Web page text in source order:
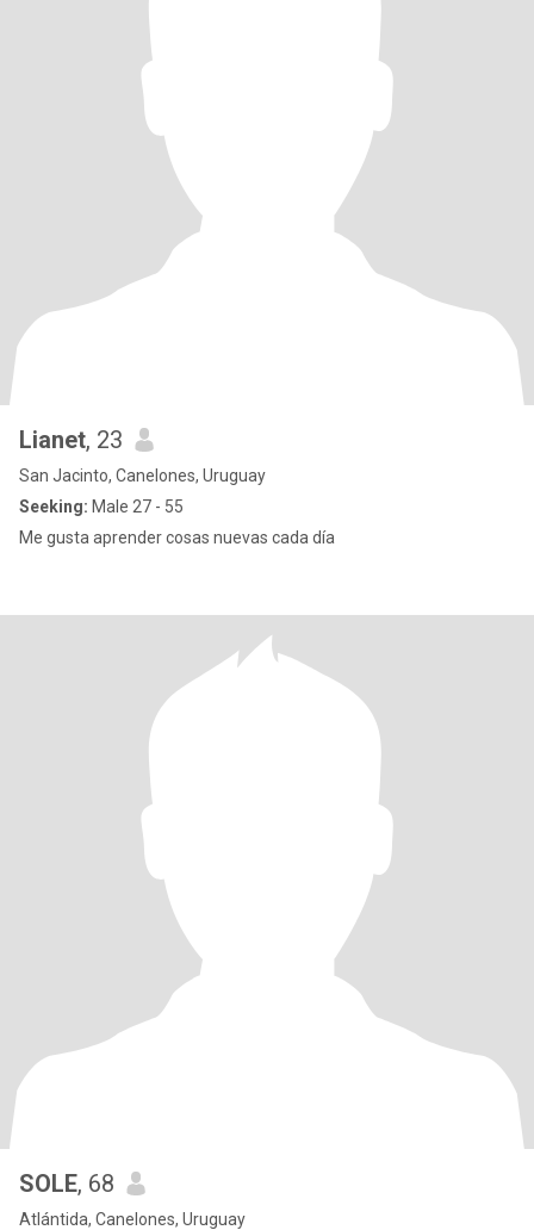
Lianet, 23
San Jacinto, Canelones, Uruguay
Seeking: Male 27 - 55
Me gusta aprender cosas nuevas cada día
SOLE, 68
Atlántida, Canelones, Uruguay